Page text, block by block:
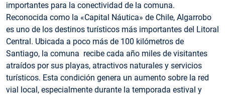
importantes para la conectividad de la comuna.
Reconocida como la «Capital Náutica» de Chile, Algarrobo
es uno de los destinos turísticos más importantes del Litoral
Central. Ubicada a poco más de 100 kilómetros de
Santiago, la comuna recibe cada año miles de visitantes
atraídos por sus playas, atractivos naturales y servicios
turísticos. Esta condición genera un aumento sobre la red
vial local, especialmente durante la temporada estival y